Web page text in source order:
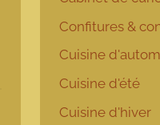
Confitures &
Cuisine
Cuisine d'été
Cuisine d'hiver